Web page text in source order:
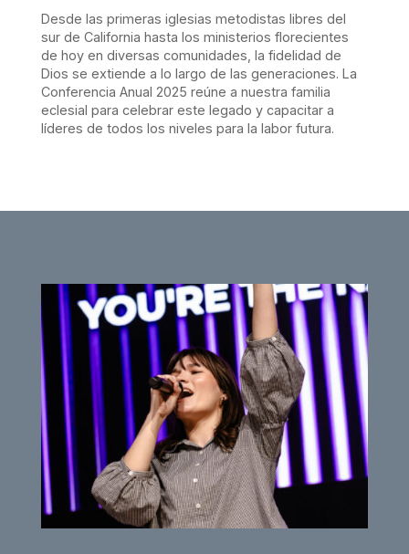
Desde las primeras iglesias metodistas libres del
sur de California hasta los ministerios florecientes
de hoy en diversas comunidades, la fidelidad de
Dios se extiende a lo largo de las generaciones. La
Conferencia Anual 2025 reúne a nuestra familia
eclesial para celebrar este legado y capacitar a
líderes de todos los niveles para la labor futura.